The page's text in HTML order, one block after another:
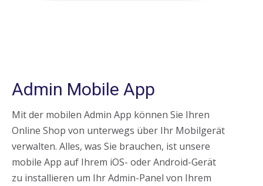
Admin Mobile App
Mit der mobilen Admin App können Sie Ihren
Online Shop von unterwegs über Ihr Mobilgerät
verwalten. Alles, was Sie brauchen, ist unsere
mobile App auf Ihrem iOS- oder Android-Gerät
zu installieren um Ihr Admin-Panel von Ihrem